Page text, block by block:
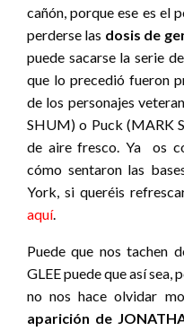
cañón, porque ese es el
perderse las dosis de
puede sacarse la serie
que lo precedió fueron
de los personajes
SHUM) o Puck (MARK
de aire fresco. Ya os
cómo sentaron las
York, si queréis
aquí.
Puede que nos tachen
GLEE puede que así sea,
no nos hace olvidar
aparición de